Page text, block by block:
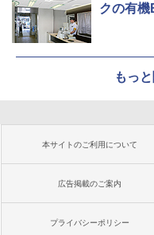
クの有
もっ
本サイトのご利用について
広告掲載のご案内
プライバシーポリシー